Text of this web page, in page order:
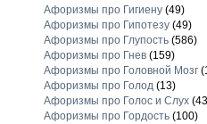
Афоризмы про Гигиену(49)
Афоризмы про Гипотезу(49)
Афоризмы про Глупость(586)
Афоризмы про Гнев(159)
Афоризмы про Головной Мозг
Афоризмы про Голод(13)
Афоризмы про Голос и Слух
Афоризмы про Гордость(100)